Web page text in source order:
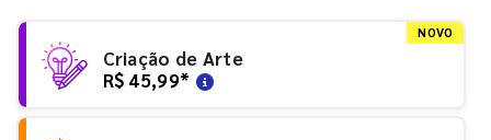
NOVO
Criação de Arte
R$ 45,99*